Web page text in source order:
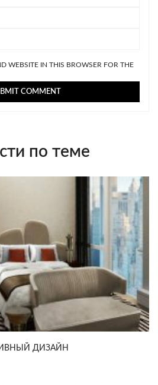
WEBSITE IN THIS BROWSER FOR THE
по теме
ДИЗАЙН